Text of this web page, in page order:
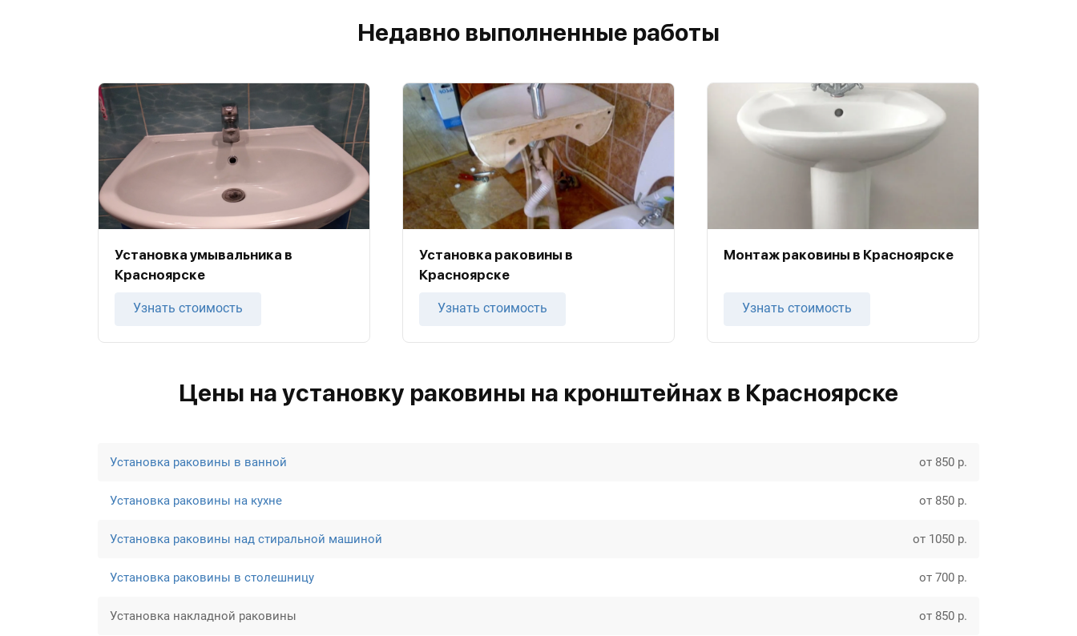
Недавно выполненные работы
Установка умывальника в
Красноярске
Узнать стоимость
Установка раковины в
Красноярске
Узнать стоимость
Монтаж раковины в Красноярске
Узнать стоимость
Цены на установку раковины на кронштейнах в Красноярске
Установка раковины в ванной от 850 р.
Установка раковины на кухне от 850 р.
Установка раковины над стиральной машиной от 1050 р.
Установка раковины в столешницу от 700 р.
Установка накладной раковины от 850 р.